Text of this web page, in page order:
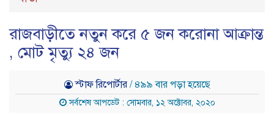
রাজবাড়ীতে নতুন করে ৫ জন করোনা আক্রান্ত
, মোট মৃত্যু ২৪ জন
স্টাফ রিপোর্টার/ ৪৯৯ বার পড়া হয়েছে
সর্বশেষ আপডেট : সোমবার, ১২ অক্টোবর, ২০২০